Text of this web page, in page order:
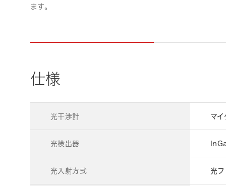
ます。
仕様
光干渉計 マ
光検出器
光入射方式 光